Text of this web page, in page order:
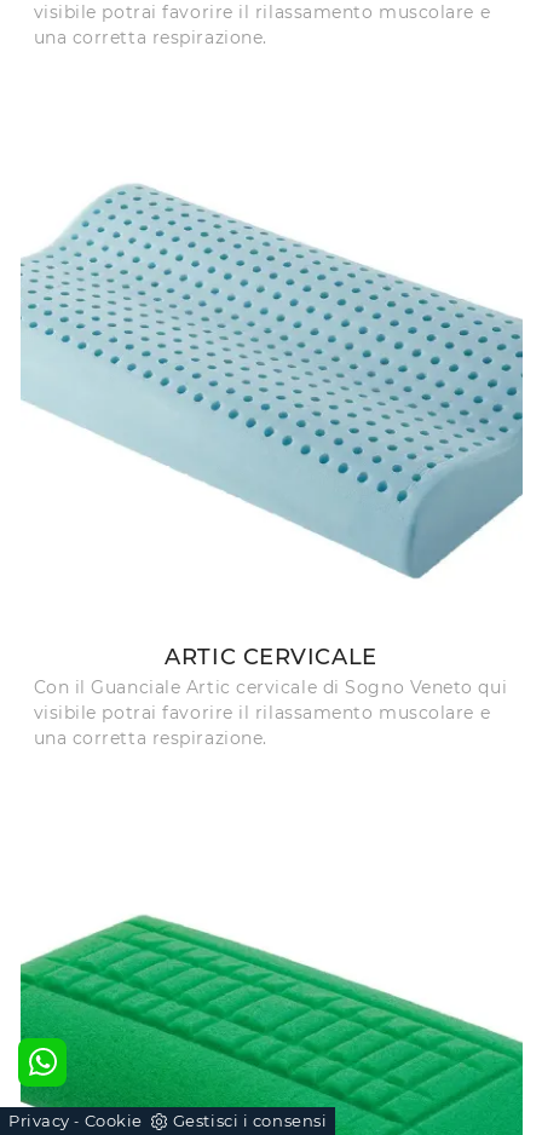
visibile potrai favorire il rilassamento muscolare e
una corretta respirazione.
ARTIC CERVICALE
Con il Guanciale Artic cervicale di Sogno Veneto qui
visibile potrai favorire il rilassamento muscolare e
una corretta respirazione.
Privacy - Cookie Gestisci i consensi